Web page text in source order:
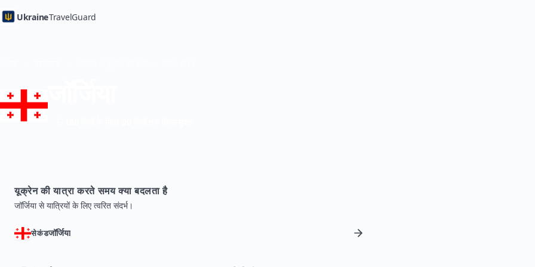
UkraineTravelGuard
यूक्रेन की यात्रा करते समय क्या बदलता है
जॉर्जिया से यात्रियों के लिए त्वरित संदर्भ।
सेकंडजॉर्जिया